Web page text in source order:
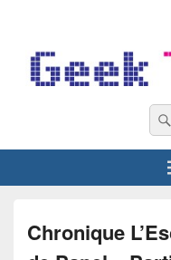
Chronique